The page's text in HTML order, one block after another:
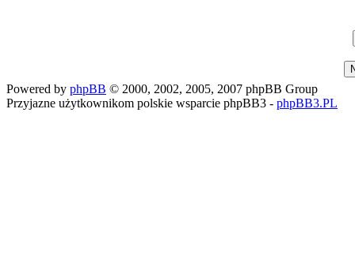
Powered by phpBB © 2000, 2002, 2005, 2007 phpBB Group
Przyjazne użytkownikom polskie wsparcie phpBB3 - phpBB3.PL